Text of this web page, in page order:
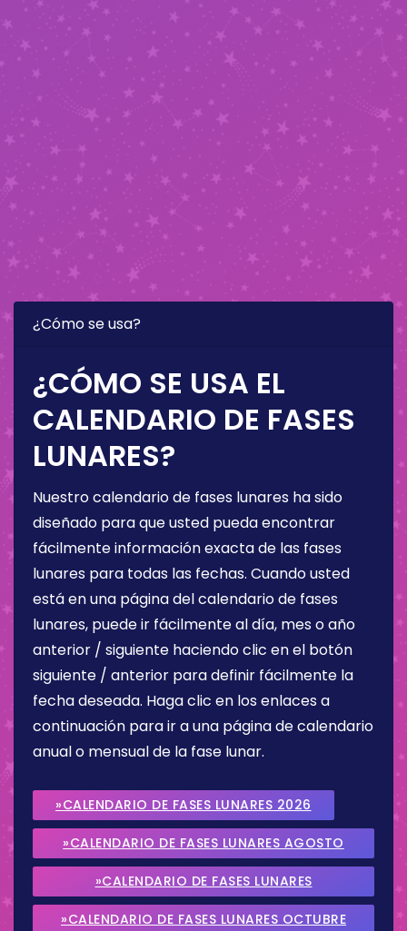
¿Cómo se usa?
¿CÓMO SE USA EL
CALENDARIO DE FASES
LUNARES?
Nuestro calendario de fases lunares ha sido
diseñado para que usted pueda encontrar
fácilmente información exacta de las fases
lunares para todas las fechas. Cuando usted
está en una página del calendario de fases
lunares, puede ir fácilmente al día, mes o año
anterior / siguiente haciendo clic en el botón
siguiente / anterior para definir fácilmente la
fecha deseada. Haga clic en los enlaces a
continuación para ir a una página de calendario
anual o mensual de la fase lunar.
»CALENDARIO DE FASES LUNARES 2026
»CALENDARIO DE FASES LUNARES AGOSTO
2026
»CALENDARIO DE FASES LUNARES
SEPTIEMBRE 2026
»CALENDARIO DE FASES LUNARES OCTUBRE